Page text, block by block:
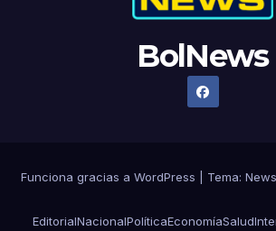
BolNews
Funciona gracias a WordPress Tema:
EditorialNacionalPolíticaEconomíaSalud